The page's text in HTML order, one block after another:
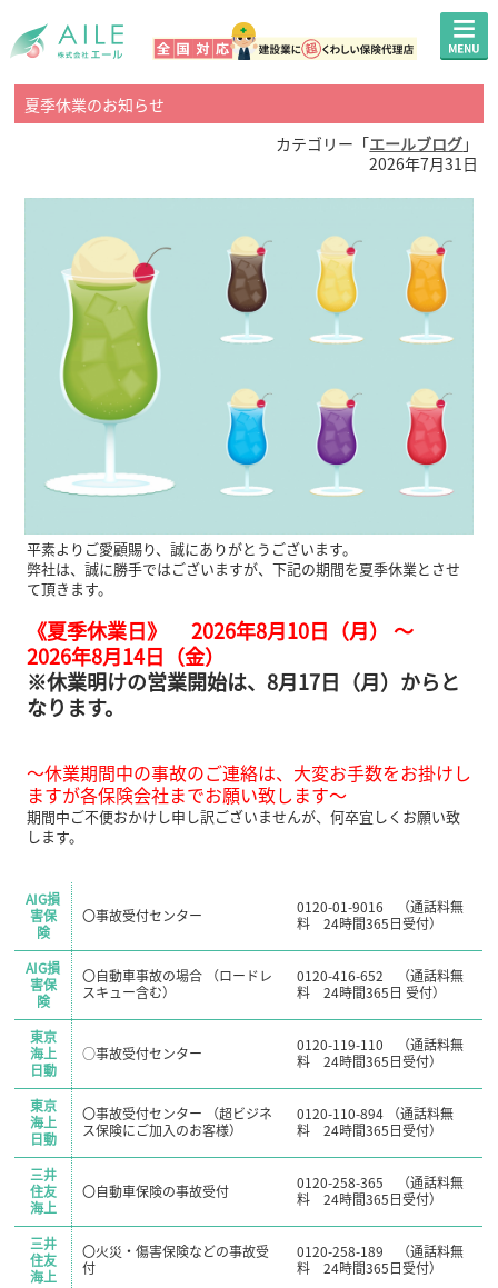
夏季休業のお知らせ
カテゴリー「エールブログ」
2026年7月31日
平素よりご愛顧賜り、誠にありがとうございます。
弊社は、誠に勝手ではございますが、下記の期間を夏季休業とさせ
て頂きます。
《夏季休業日》 2026年8月10日（月） ～
2026年8月14日（金）
※休業明けの営業開始は、8月17日（月）からと
なります。
～休業期間中の事故のご連絡は、大変お手数をお掛けし
ますが各保険会社までお願い致します～
期間中ご不便おかけし申し訳ございませんが、何卒宜しくお願い致
します。
AIG損
害保
険
〇事故受付センター
0120-01-9016 （通話料無
料 24時間365日受付）
AIG損
害保
険
〇自動車事故の場合 （ロードレ
スキュー含む）
0120-416-652 （通話料無
料 24時間365日 受付）
東京
海上
日動
○事故受付センター
0120-119-110 （通話料無
料 24時間365日受付）
東京
海上
日動
〇事故受付センター （超ビジネ
ス保険にご加入のお客様）
0120-110-894 （通話料無
料 24時間365日受付）
三井
住友
海上
〇自動車保険の事故受付
0120-258-365 （通話料無
料 24時間365日受付）
三井
住友
海上
〇火災・傷害保険などの事故受
付
0120-258-189 （通話料無
料 24時間365日受付）